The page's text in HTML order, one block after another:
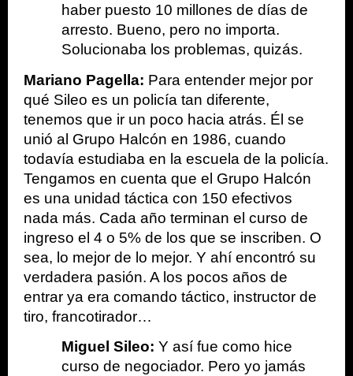
haber puesto 10 millones de días de
arresto. Bueno, pero no importa.
Solucionaba los problemas, quizás.
Mariano Pagella: Para entender mejor por
qué Sileo es un policía tan diferente,
tenemos que ir un poco hacia atrás. Él se
unió al Grupo Halcón en 1986, cuando
todavía estudiaba en la escuela de la policía.
Tengamos en cuenta que el Grupo Halcón
es una unidad táctica con 150 efectivos
nada más. Cada año terminan el curso de
ingreso el 4 o 5% de los que se inscriben. O
sea, lo mejor de lo mejor. Y ahí encontró su
verdadera pasión. A los pocos años de
entrar ya era comando táctico, instructor de
tiro, francotirador…
Miguel Sileo: Y así fue como hice
curso de negociador. Pero yo jamás